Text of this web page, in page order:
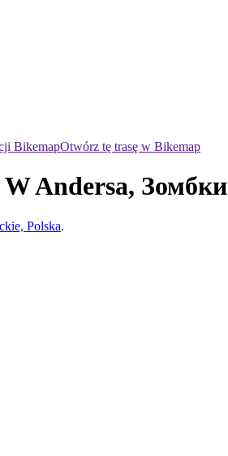
BikemapOtwórz tę trasę w Bikemap
Andersa, Зомбки
Polska.